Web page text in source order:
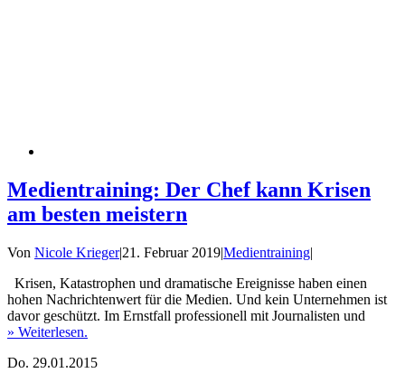
Medientraining: Der Chef kann Krisen
am besten meistern
Von Nicole Krieger|21. Februar 2019|Medientraining|
Krisen, Katastrophen und dramatische Ereignisse haben einen
hohen Nachrichtenwert für die Medien. Und kein Unternehmen ist
davor geschützt. Im Ernstfall professionell mit Journalisten und
» Weiterlesen.
Do. 29.01.2015